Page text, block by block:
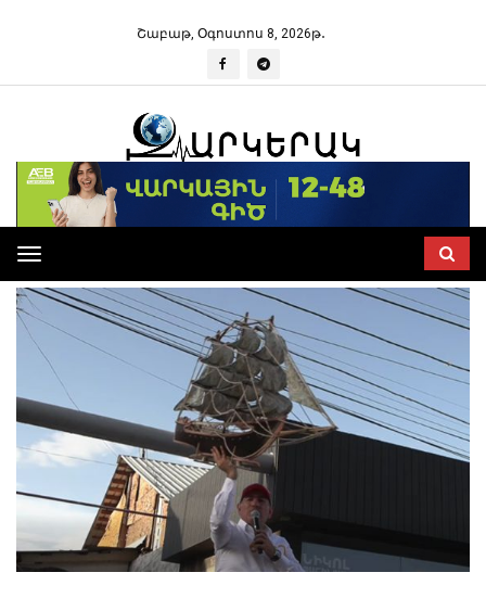
Շաբաթ, Օգոստոս 8, 2026թ․
Toggle
navigation